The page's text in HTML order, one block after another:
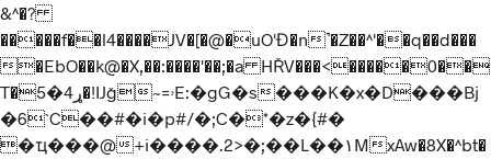
&^�?
�����f��l4����JV�[�@�uO'Ɖ�n˺�Z��^'��q��d���
�EbO��k@�X,��:����'��;�a HŘV���<�����0��
T�ړ4�5�!IJǧ~=ۥE:�gG�s���K�x�D���Bj
�6`C��#�i�p#/�;C�*�z�{#�
�ҵ���@+i����.2>�;��L��۱MxAw�8X�^bt�